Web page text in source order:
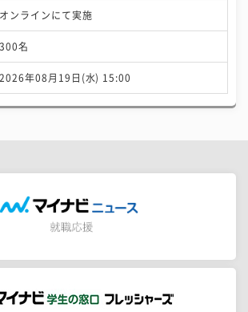
オンラインにて実施
300名
2026年08月19日(水) 15:00